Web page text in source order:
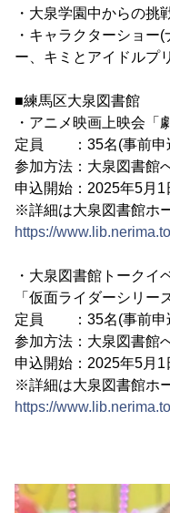
・大泉学園中からの挑
・キャラクターショー
ー、キミとアイドルプ
■練馬区大泉図書館
・アニメ映画上映会「
定員 ：35名(事前申
参加方法：大泉図書館
申込開始：2025年5月1
※詳細は大泉図書館ホ
https://
・大泉図書館トーク
「仮面ライダーシリ
定員 ：35名(事前申
参加方法：大泉図書館
申込開始：2025年5月1
※詳細は大泉図書館ホ
https://